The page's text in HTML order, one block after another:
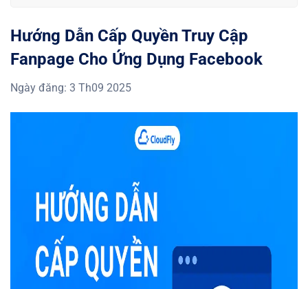
c
ủ
Hướng Dẫn Cấp Quyền Truy Cập
Fanpage Cho Ứng Dụng Facebook
Ngày đăng: 3 Th09 2025